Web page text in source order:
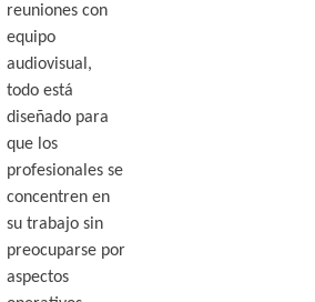
reuniones con
equipo
audiovisual,
todo está
diseñado para
que los
profesionales se
concentren en
su trabajo sin
preocuparse por
aspectos